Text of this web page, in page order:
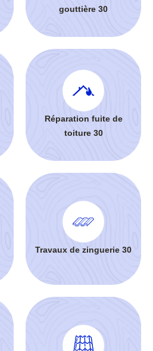
gouttière 30
Réparation fuite de
toiture 30
Travaux de zinguerie 30